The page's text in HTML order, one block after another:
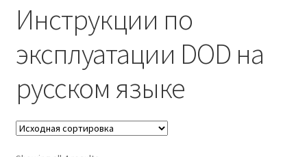
Личный кабинет
Инструкции по
эксплуатации DOD на
русском языке